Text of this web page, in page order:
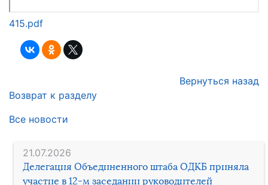
21.07.2026
Делегация Объединенного штаба ОДКБ приняла
участие в 12-м заседании руководителей
415.pdf
Вернуться назад
Возврат к разделу
Все новости